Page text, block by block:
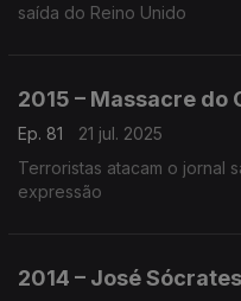
saída do Reino Unido
2015 – Massacre do
Ep. 81
21 jul. 2025
Terroristas atacam o jornal
expressão
2014 – José